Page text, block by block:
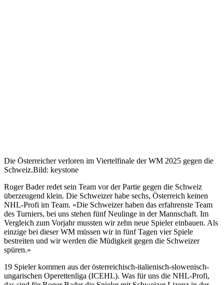
Die Österreicher verloren im Viertelfinale der WM 2025 gegen die
Schweiz.Bild: keystone
Roger Bader redet sein Team vor der Partie gegen die Schweiz
überzeugend klein. Die Schweizer habe sechs, Österreich keinen
NHL-Profi im Team. «Die Schweizer haben das erfahrenste Team
des Turniers, bei uns stehen fünf Neulinge in der Mannschaft. Im
Vergleich zum Vorjahr mussten wir zehn neue Spieler einbauen. Als
einzige bei dieser WM müssen wir in fünf Tagen vier Spiele
bestreiten und wir werden die Müdigkeit gegen die Schweizer
spüren.»
19 Spieler kommen aus der österreichisch-italienisch-slowenisch-
ungarischen Operettenliga (ICEHL). Was für uns die NHL-Profi,